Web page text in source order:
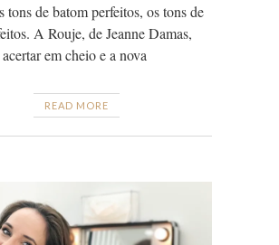
tons de batom perfeitos, os tons de
A Rouje, de Jeanne Damas,
em cheio e a nova
READ MORE